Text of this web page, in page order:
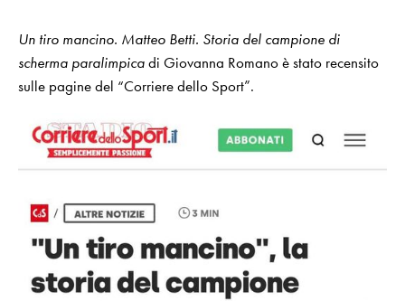
Un tiro mancino. Matteo Betti. Storia del campione di
scherma paralimpicadi Giovanna Romano è stato recensito
sulle pagine del “Corriere dello Sport”.